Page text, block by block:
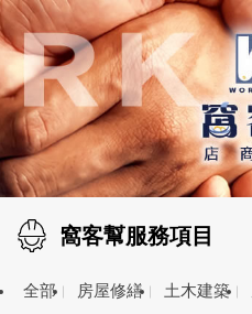
窩客幫服務項目
全部 房屋修繕 土木建築